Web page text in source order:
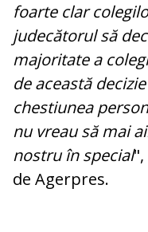
foarte clar
judecătorul să
majoritate a
de această
chestiunea
nu vreau să mai
nostru în special",
de Agerpres.